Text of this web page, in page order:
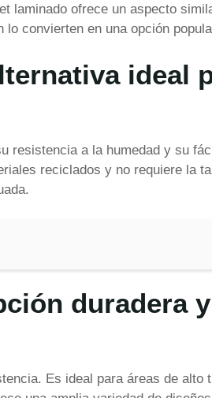
laminado ofrece un aspecto
convierten en una opción
ideal
resistencia a la humedad y su
reciclados y no requiere la
duradera
Es ideal para áreas de